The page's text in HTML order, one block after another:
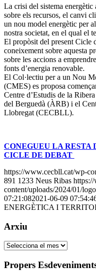
La crisi del sistema energètic
sobre els recursos, el canvi
un nou model energètic per
nostra societat, en el qual el
El propòsit del present Cicle
coneixement sobre aquesta
sobre les accions a
fonts d’energia renovable.
El Col·lectiu per a un Nou
(CMES) es proposa
Centre d’Estudis de la
del Berguedà (ÀRB) i el
Llobregat (CECBLL).
CONEGUEU LA RESTA
CICLE DE DEBAT
https://www.cecbll.cat/wp-
891 1233 Neus Ribas
content/uploads/2024/01/
07:21:082021-06-09
ENERGÈTICA I
Arxiu
Arxiu
Propers